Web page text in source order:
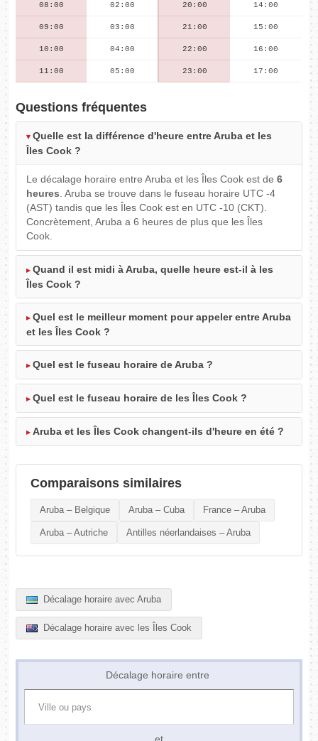
08:00 02:00 20:00 14:00
09:00 03:00 21:00 15:00
10:00 04:00 22:00 16:00
11:00 05:00 23:00 17:00
Questions fréquentes
Quelle est la différence d'heure entre Aruba et les
Îles Cook ?
Le décalage horaire entre Aruba et les Îles Cook est de6
heures. Aruba se trouve dans le fuseau horaire UTC -4
(AST) tandis que les Îles Cook est en UTC -10 (CKT).
Concrètement, Aruba a 6 heures de plus que les Îles
Cook.
Quand il est midi à Aruba, quelle heure est-il à les
Îles Cook ?
Quel est le meilleur moment pour appeler entre Aruba
et les Îles Cook ?
Quel est le fuseau horaire de Aruba ?
Quel est le fuseau horaire de les Îles Cook ?
Aruba et les Îles Cook changent-ils d'heure en été ?
Comparaisons similaires
Aruba – Belgique Aruba – Cuba France – Aruba
Aruba – Autriche Antilles néerlandaises – Aruba
Décalage horaire avec Aruba
Décalage horaire avec les Îles Cook
Décalage horaire entre